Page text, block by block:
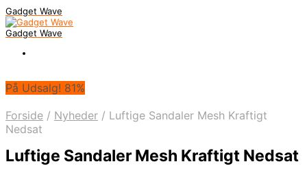
Gadget Wave
Gadget Wave
På Udsalg! 81%
Forside / Nyheder / Luftige Sandaler Mesh Kraftigt
Nedsat
Luftige Sandaler Mesh Kraftigt Nedsat